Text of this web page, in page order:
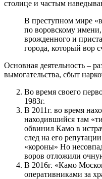
столице и частым
В преступном мире
по воровскому имени,
врожденного и
города, который вор
Основная деятельность –
вымогательства, сбыт
Во время своего
1983г.
В 2011г. во время
находившийся там
обвинил Камо в
след на его
«короны» Но
воров отложили
В 2016г. «Камо
оперативниками за